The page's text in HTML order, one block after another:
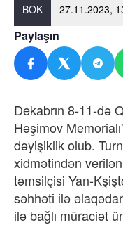
BOK 27.11.2023,
Paylaşın
Dekabrın 8-11-də
Həşimov
dəyişiklik olub.
xidmətindən
təmsilçisi Yan-
səhhəti ilə
ilə bağlı müraciət